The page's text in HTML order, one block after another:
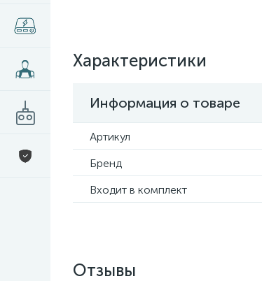
Характеристики
Информация о товаре
Артикул
Бренд
Входит в комплект
Отзывы